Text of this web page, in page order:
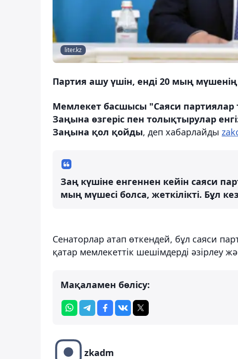
liter.kz
Партия ашу үшін, енді 20 мың мүшенің
Мемлекет басшысы "Саяси
Заңына өзгеріс пен толықтырулар
Заңына қол қойды, деп хабарлайды
Заң күшіне енгеннен кейін саяси
мың мүшеcі болса, жеткілікті. Бұл
Сенаторлар атап өткендей, бұл саяси
қатар мемлекеттік шешімдерді әзірлеу
Мақаламен бөлісу:
zkadm